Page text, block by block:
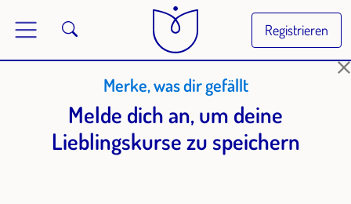
Registrieren
Merke, was dir gefällt
Melde dich an, um deine
Lieblingskurse zu speichern